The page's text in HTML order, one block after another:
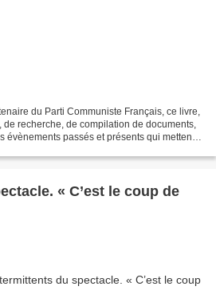
du Parti Communiste Français, ce livre,
de recherche, de compilation de documents,
évènements passés et présents qui mettent
« C’est le coup de